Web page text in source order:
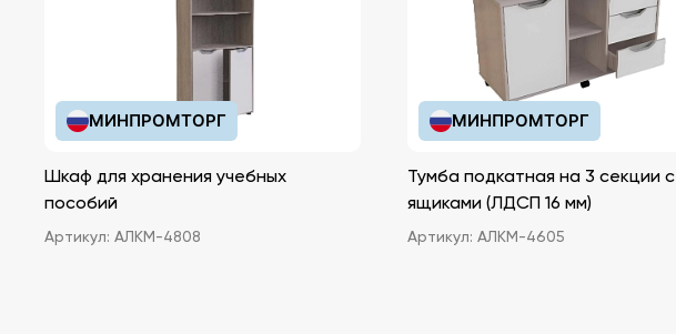
МИНПРОМТОРГ
Шкаф для хранения учебных
пособий
Артикул: АЛКМ-4808
МИНПРОМТОРГ
Тумба подкатная на 3 секции с
ящиками (ЛДСП 16 мм)
Артикул: АЛКМ-4605